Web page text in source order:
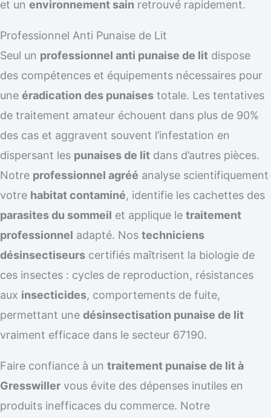
et un environnement sain retrouvé rapidement.
Professionnel Anti Punaise de Lit
Seul un professionnel anti punaise de lit dispose
des compétences et équipements nécessaires pour
une éradication des punaises totale. Les tentatives
de traitement amateur échouent dans plus de 90%
des cas et aggravent souvent l’infestation en
dispersant les punaises de lit dans d’autres pièces.
Notre professionnel agréé analyse scientifiquement
votre habitat contaminé, identifie les cachettes des
parasites du sommeil et applique le traitement
professionnel adapté. Nos techniciens
désinsectiseurs certifiés maîtrisent la biologie de
ces insectes : cycles de reproduction, résistances
aux insecticides, comportements de fuite,
permettant une désinsectisation punaise de lit
vraiment efficace dans le secteur 67190.
Faire confiance à un traitement punaise de lit à
Gresswiller vous évite des dépenses inutiles en
produits inefficaces du commerce. Notre